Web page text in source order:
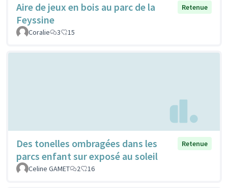
Aire de jeux en bois au parc de la
Feyssine
Retenue
Coralie 3 15
Des tonelles ombragées dans les
parcs enfant sur exposé au soleil
Retenue
Celine GAMET 2 16